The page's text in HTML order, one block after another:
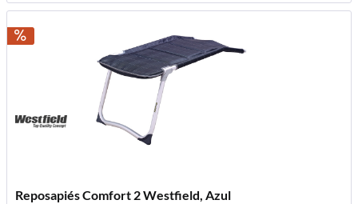
Reposapiés Comfort 2 Westfield, Azul